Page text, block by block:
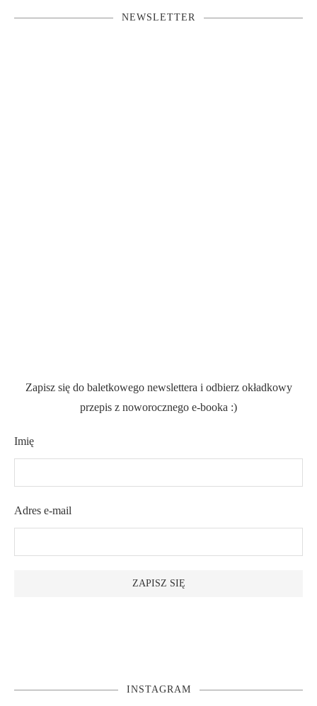
NEWSLETTER
Zapisz się do baletkowego newslettera i odbierz okładkowy
przepis z noworocznego e-booka :)
Imię
Adres e-mail
INSTAGRAM